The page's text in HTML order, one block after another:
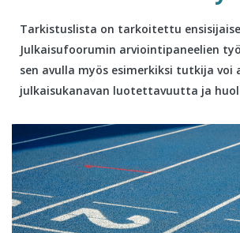
Tarkistuslista on tarkoitettu
Julkaisufoorumin arviointipaneelien
sen avulla myös esimerkiksi tutkija voi
julkaisukanavan luotettavuutta ja